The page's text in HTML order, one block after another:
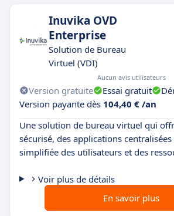
Inuvika OVD
Enterprise
Solution de Bureau
Virtuel (VDI)
Aucun avis utilisateurs
Version gratuite Essai gratuit
Version payante dès 104,40 € /an
Une solution de bureau virtuel qui
sécurisé, des applications
simplifiée des utilisateurs et des
Voir plus de détails
En savoir plus